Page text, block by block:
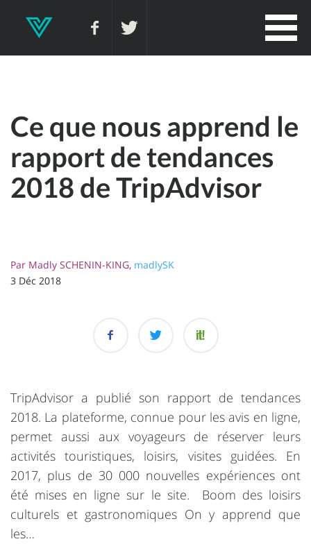
Ce que nous apprend le
rapport de tendances
2018 de TripAdvisor
Par Madly SCHENIN-KING, madlySK
3 Déc 2018
TripAdvisor a publié son rapport de tendances
2018. La plateforme, connue pour les avis en ligne,
permet aussi aux voyageurs de réserver leurs
activités touristiques, loisirs, visites guidées. En
2017, plus de 30 000 nouvelles expériences ont
été mises en ligne sur le site. Boom des loisirs
culturels et gastronomiques On y apprend que
les…